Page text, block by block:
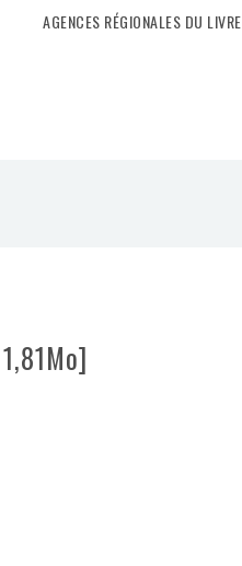
AGENCES RÉGIONALES DU LIVRE